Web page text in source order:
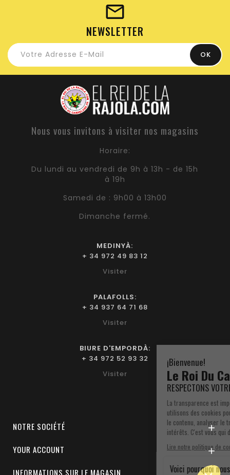
NEWSLETTER
Nous vous invitons à visiter nos magasins
Horaire:
Du lundi au vendredi de 9h à 13h - de 15h
à 19h
Samedi de : 9h00 à 13h00
Dimanche fermé.
MEDINYÀ:
+ 34 972 49 83 12
Visiter
PALAFOLLS:
+ 34 937 64 71 68
Visiter
BIURE D'EMPORDÀ:
+ 34 972 52 93 32
Visiter
NOTRE SOCIÉTÉ 
YOUR ACCOUNT 
INFORMATIONS SUR LE MAGASIN